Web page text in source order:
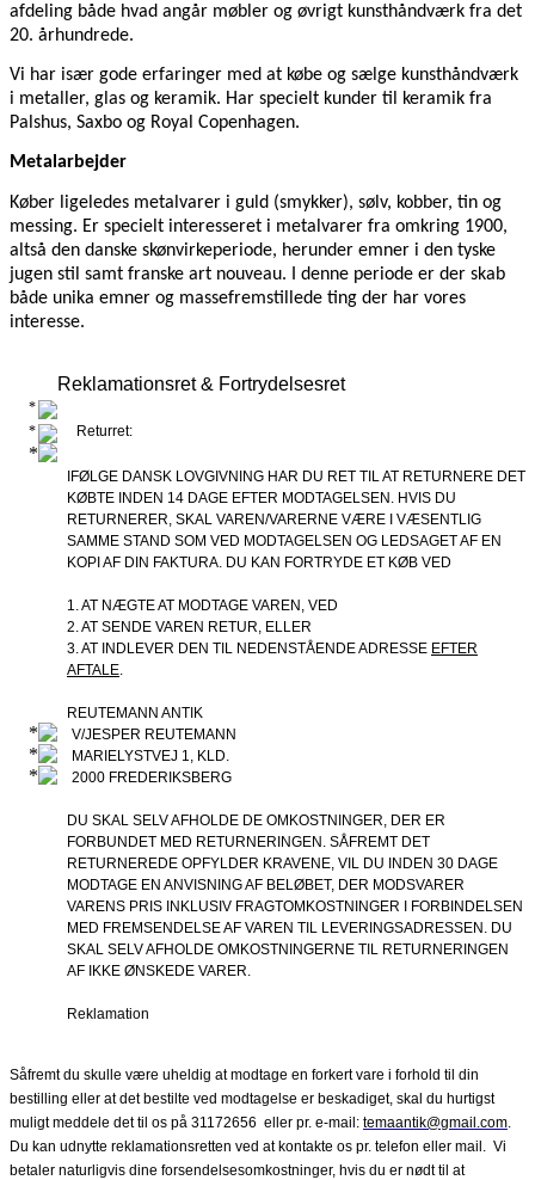
afdeling både hvad angår møbler og øvrigt kunsthåndværk fra det
20. århundrede.
Vi har især gode erfaringer med at købe og sælge kunsthåndværk
i metaller, glas og keramik. Har specielt kunder til keramik fra
Palshus, Saxbo og Royal Copenhagen.
Metalarbejder
Køber ligeledes metalvarer i guld (smykker), sølv, kobber, tin og
messing. Er specielt interesseret i metalvarer fra omkring 1900,
altså den danske skønvirkeperiode, herunder emner i den tyske
jugen stil samt franske art nouveau. I denne periode er der skab
både unika emner og massefremstillede ting der har vores
interesse.
Reklamationsret & Fortrydelsesret
Returret:
IFØLGE DANSK LOVGIVNING HAR DU RET TIL AT RETURNERE DET
KØBTE INDEN 14 DAGE EFTER MODTAGELSEN. HVIS DU
RETURNERER, SKAL VAREN/VARERNE VÆRE I VÆSENTLIG
SAMME STAND SOM VED MODTAGELSEN OG LEDSAGET AF EN
KOPI AF DIN FAKTURA. DU KAN FORTRYDE ET KØB VED
1. AT NÆGTE AT MODTAGE VAREN, VED
2. AT SENDE VAREN RETUR, ELLER
3. AT INDLEVER DEN TIL NEDENSTÅENDE ADRESSE EFTER
AFTALE.
REUTEMANN ANTIK
V/JESPER REUTEMANN
MARIELYSTVEJ 1, KLD.
2000 FREDERIKSBERG
DU SKAL SELV AFHOLDE DE OMKOSTNINGER, DER ER
FORBUNDET MED RETURNERINGEN. SÅFREMT DET
RETURNEREDE OPFYLDER KRAVENE, VIL DU INDEN 30 DAGE
MODTAGE EN ANVISNING AF BELØBET, DER MODSVARER
VARENS PRIS INKLUSIV FRAGTOMKOSTNINGER I FORBINDELSEN
MED FREMSENDELSE AF VAREN TIL LEVERINGSADRESSEN. DU
SKAL SELV AFHOLDE OMKOSTNINGERNE TIL RETURNERINGEN
AF IKKE ØNSKEDE VARER.
Reklamation
Såfremt du skulle være uheldig at modtage en forkert vare i forhold til din
bestilling eller at det bestilte ved modtagelse er beskadiget, skal du hurtigst
muligt meddele det til os på 31172656 eller pr. e-mail: temaantik@gmail.com.
Du kan udnytte reklamationsretten ved at kontakte os pr. telefon eller mail. Vi
betaler naturligvis dine forsendelsesomkostninger, hvis du er nødt til at